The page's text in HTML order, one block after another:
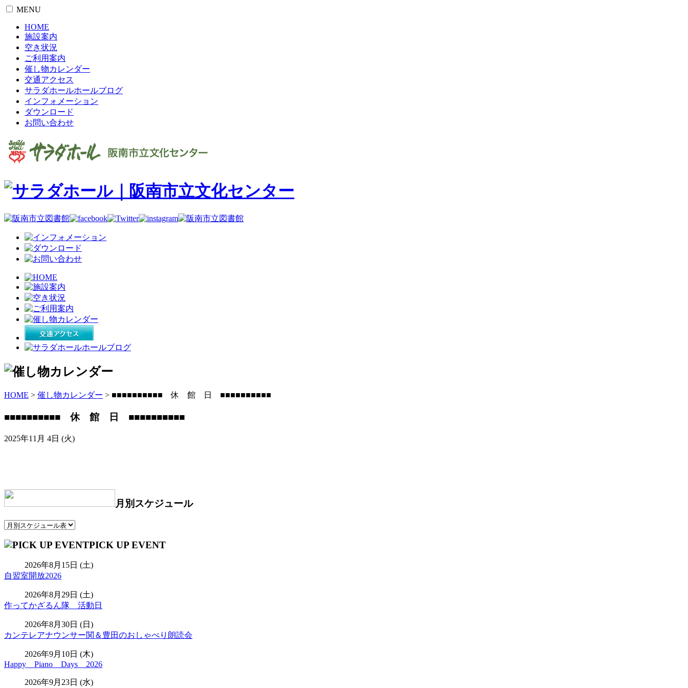
MENU
HOME
施設案内
空き状況
ご利用案内
催し物カレンダー
交通アクセス
サラダホールホールブログ
インフォメーション
ダウンロード
お問い合わせ
HOME > 催し物カレンダー > ■■■■■■■■■■ 休 館 日 ■■■■■■■■■■
■■■■■■■■■■ 休 館 日 ■■■■■■■■■■
2025年11月 4日 (火)
月別スケジュール
PICK UP EVENT
2026年8月15日 (土)
自習室開放2026
2026年8月29日 (土)
作ってかざるん隊 活動日
2026年8月30日 (日)
カンテレアナウンサー関＆豊田のおしゃべり朗読会
2026年9月10日 (木)
Happy Piano Days 2026
2026年9月23日 (水)